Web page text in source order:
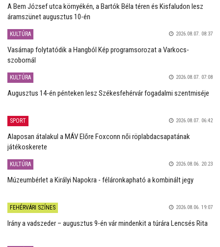
A Bem József utca környékén, a Bartók Béla téren és Kisfaludon lesz
áramszünet augusztus 10-én
KULTÚRA 2026.08.07. 08:37
Vasárnap folytatódik a Hangból Kép programsorozat a Varkocs-
szobornál
KULTÚRA 2026.08.07. 07:08
Augusztus 14-én pénteken lesz Székesfehérvár fogadalmi szentmiséje
SPORT 2026.08.07. 06:42
Alaposan átalakul a MÁV Előre Foxconn női röplabdacsapatának
játékoskerete
KULTÚRA 2026.08.06. 20:23
Múzeumbérlet a Királyi Napokra - féláronkapható a kombinált jegy
FEHÉRVÁRI SZÍNES 2026.08.06. 19:07
Irány a vadszeder – augusztus 9-én vár mindenkit a túrára Lencsés Rita